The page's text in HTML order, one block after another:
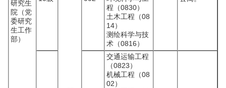
研究生
院（党
委研究
生工作
部）
程（0830）
土木工程（08
14）
测绘科学与技
术（0816）
交通运输工程
（0823）
机械工程（08
02）